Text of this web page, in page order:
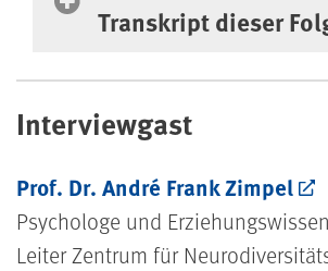
Transkript dieser
Interviewgast
Prof. Dr. André Frank Zimpel
Psychologe und
Leiter Zentrum für